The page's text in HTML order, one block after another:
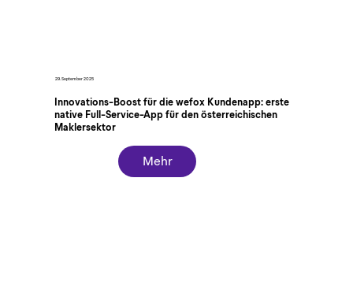
29. September 2025
Innovations-Boost für die wefox Kundenapp: erste
native Full-Service-App für den österreichischen
Maklersektor
Mehr